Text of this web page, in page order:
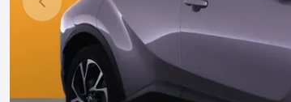
Edellinen dia